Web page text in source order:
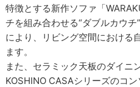
特徴とする新作ソファ「
チを組み合わせる“ダブルカウ
により、リビング空間における
ます。
また、セラミック天板のダイニ
KOSHINO CASAシリーズのコ